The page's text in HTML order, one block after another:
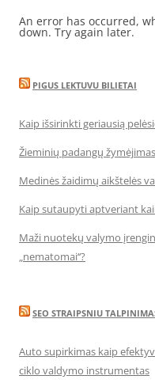
An error has occurred,
down. Try again later.
PIGUS LEKTUVU BILIETAI
Kaip išsirinkti geriausią
Žieminių padangų
Medinės žaidimų aikštelės
Kaip sutaupyti aptveriant
Maži nuotekų valymo
„nematomai‘‘?
SEO STRAIPSNIU
Auto supirkimas kaip
ciklo valdymo instrumentas